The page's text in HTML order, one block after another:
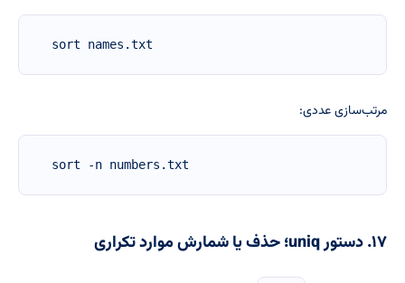
sort names.txt
مرتب‌سازی عددی:
sort -n numbers.txt
۱۷. دستور uniq؛ حذف یا شمارش موارد تکراری